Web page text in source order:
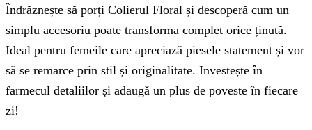
Îndrăznește să porți Colierul Floral și descoperă cum un
simplu accesoriu poate transforma complet orice ținută.
Ideal pentru femeile care apreciază piesele statement și vor
să se remarce prin stil și originalitate. Investește în
farmecul detaliilor și adaugă un plus de poveste în fiecare
zi!